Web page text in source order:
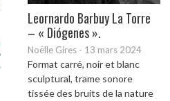
Leornardo Barbuy La Torre
– « Diógenes ».
Noëlle Gires - 13 mars 2024
Format carré, noir et blanc
sculptural, trame sonore
tissée des bruits de la nature